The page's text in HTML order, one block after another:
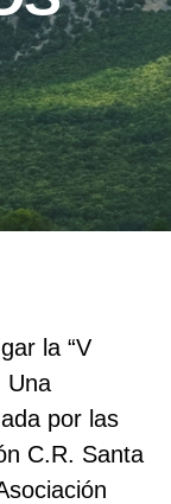
la “V
Una
por las
C.R. Santa